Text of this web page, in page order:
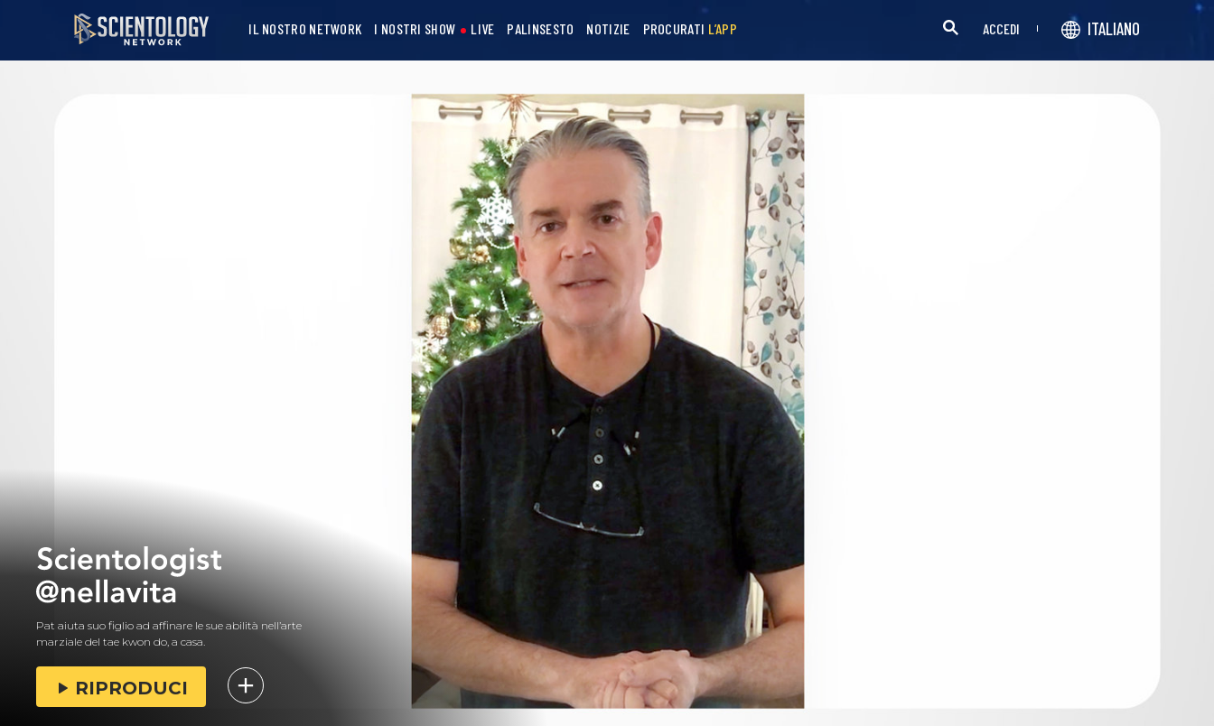
IL NOSTRO NETWORK I NOSTRI SHOW LIVE PALINSESTO NOTIZIE PROCURATI L’APP ACCEDI ITALIANO
Pat aiuta suo figlio ad affinare le sue abilità nell’arte
marziale del tae kwon do, a casa.
RIPRODUCI